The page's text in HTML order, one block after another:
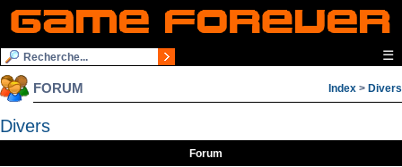
☰
FORUM Index > Divers
Divers
Forum